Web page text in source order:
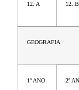
12. A 12. B
GEOGRAFIA
1º ANO 2º